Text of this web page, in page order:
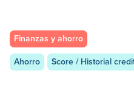
Finanzas y ahorro
Ahorro Score / Historial